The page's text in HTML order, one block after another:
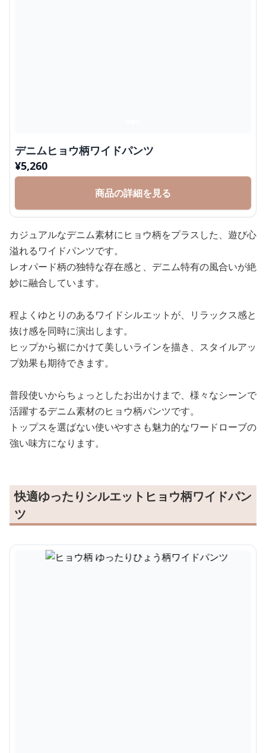
デニムヒョウ柄ワイドパンツ
¥5,260
商品の詳細を見る
カジュアルなデニム素材にヒョウ柄をプラスした、遊び心
溢れるワイドパンツです。
レオパード柄の独特な存在感と、デニム特有の風合いが絶
妙に融合しています。
程よくゆとりのあるワイドシルエットが、リラックス感と
抜け感を同時に演出します。
ヒップから裾にかけて美しいラインを描き、スタイルアッ
プ効果も期待できます。
普段使いからちょっとしたお出かけまで、様々なシーンで
活躍するデニム素材のヒョウ柄パンツです。
トップスを選ばない使いやすさも魅力的なワードローブの
強い味方になります。
快適ゆったりシルエットヒョウ柄ワイドパン
ツ